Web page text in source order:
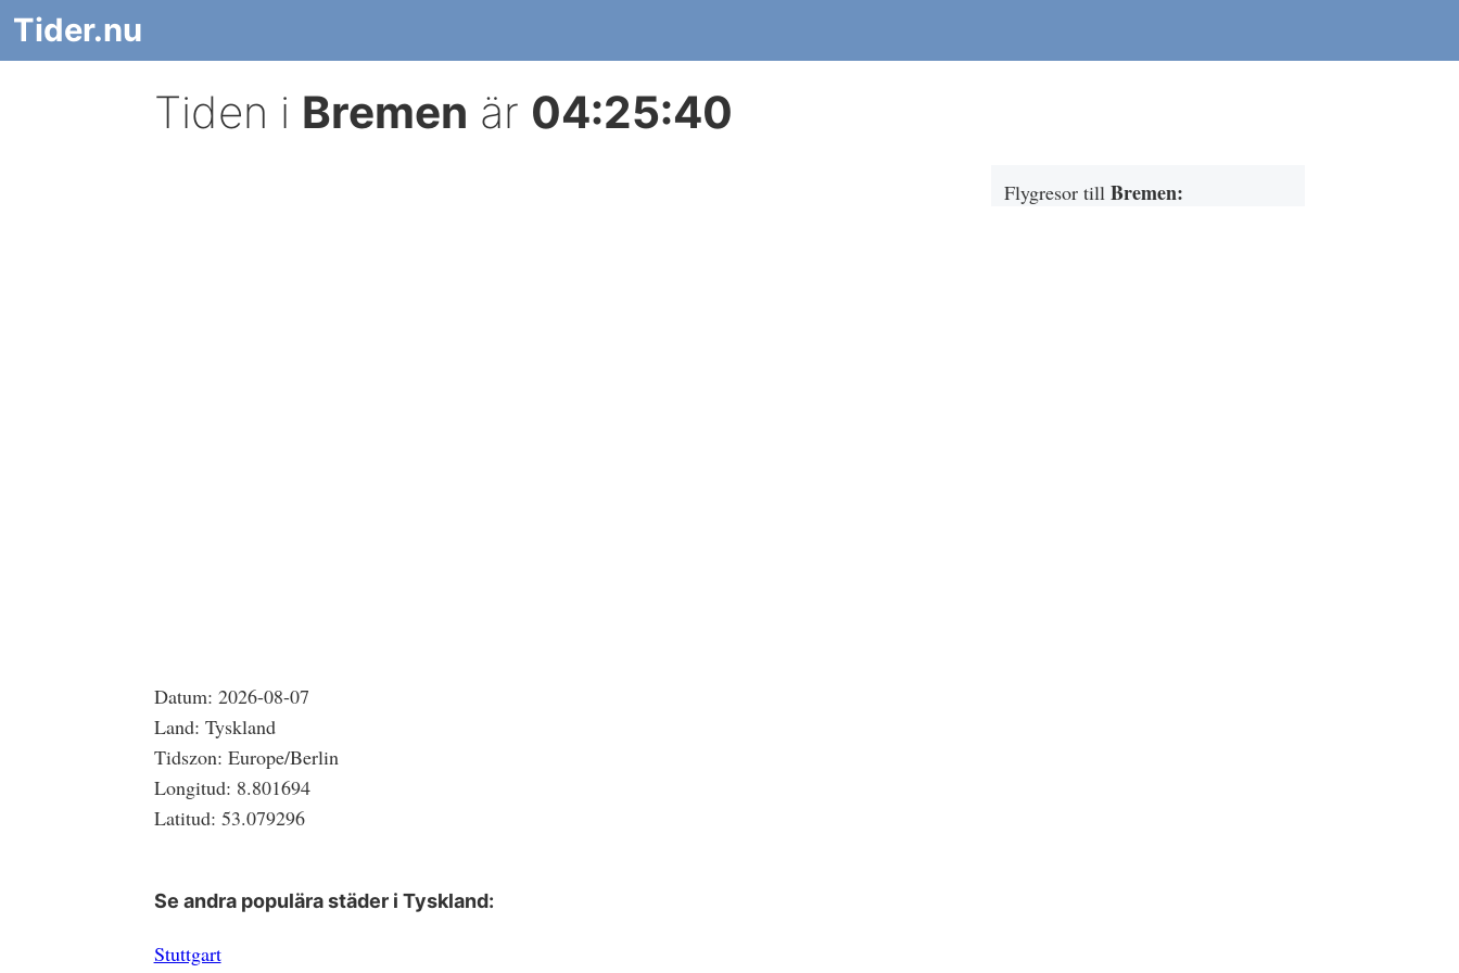
Tider.nu
Tiden i Bremen är 04:25:40
Datum: 2026-08-07
Land: Tyskland
Tidszon: Europe/Berlin
Longitud: 8.801694
Latitud: 53.079296
Se andra populära städer i Tyskland:
Stuttgart
Flygresor till Bremen: